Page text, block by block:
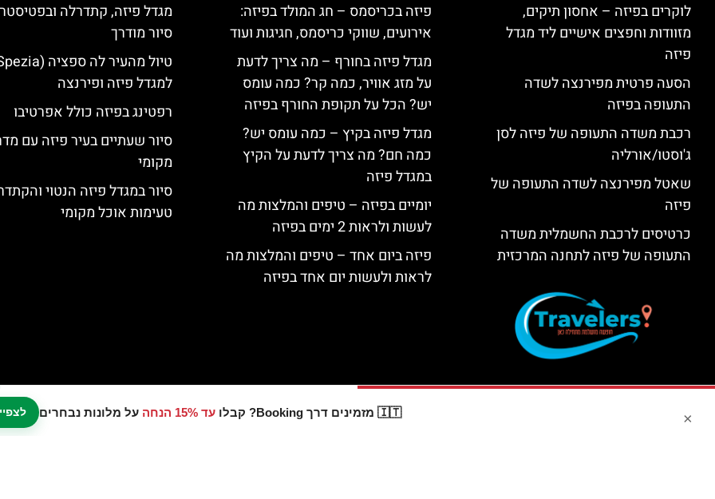
🇮🇹 מזמינים דרך Booking? קבלו עד 15% הנחה על מלונות נבחרים ×
לוקרים בפיזה – אחסון תיקים,
מזוודות וחפצים אישיים ליד מגדל
פיזה
הסעה פרטית מפירנצה לשדה
התעופה בפיזה
רכבת משדה התעופה של פיזה לסן
ג'וסטו/אורליה
שאטל מפירנצה לשדה התעופה של
פיזה
כרטיסים לרכבת החשמלית משדה
התעופה של פיזה לתחנה המרכזית
פיזה בכריסמס – חג המולד בפיזה:
אירועים, שווקי כריסמס, חגיגות ועוד
מגדל פיזה בחורף – מה צריך לדעת
על מזג אוויר, כמה קר? כמה עומס
יש? הכל על תקופת החורף בפיזה
מגדל פיזה בקיץ – כמה עומס יש?
כמה חם? מה צריך לדעת על הקיץ
במגדל פיזה
יומיים בפיזה – טיפים והמלצות מה
לעשות ולראות 2 ימים בפיזה
פיזה ביום אחד – טיפים והמלצות מה
לראות ולעשות יום אחד בפיזה
מגדל פיזה, קתדרלה
סיור מודרך
למגדל פיזה ופירנצה
רפטינג בפיזה כולל אפרטיבו
סיור שעתיים בעיר פיזה עם
מקומי
סיור במגדל פיזה הנטוי
טעימות אוכל מקומי